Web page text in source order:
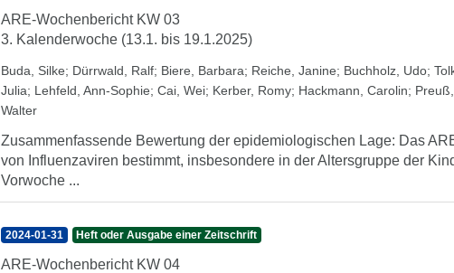
ARE-Wochenbericht KW 03
3. Kalenderwoche (13.1. bis 19.1.2025)
Buda, Silke; Dürrwald, Ralf; Biere, Barbara; Reiche, Janine; Buchholz, Udo;
Julia; Lehfeld, Ann-Sophie; Cai, Wei; Kerber, Romy; Hackmann, Carolin;
Walter
Zusammenfassende Bewertung der epidemiologischen Lage: Das
von Influenzaviren bestimmt, insbesondere in der Altersgruppe der
Vorwoche ...
2024-01-31 Heft oder Ausgabe einer Zeitschrift
ARE-Wochenbericht KW 04